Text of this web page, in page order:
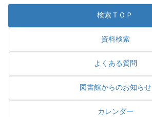
検索ＴＯＰ
資料検索
よくある質問
図書館からのお知らせ
カレンダー